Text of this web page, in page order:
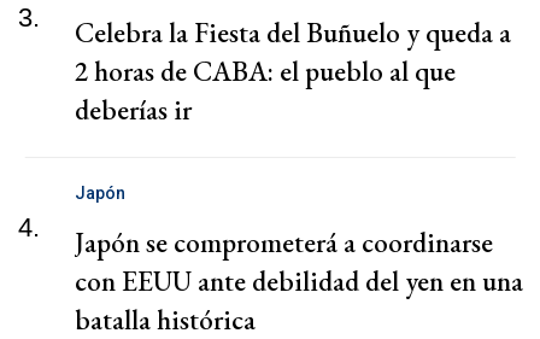
3.
Celebra la Fiesta del Buñuelo y queda a
2 horas de CABA: el pueblo al que
deberías ir
4.
Japón
Japón se comprometerá a coordinarse
con EEUU ante debilidad del yen en una
batalla histórica